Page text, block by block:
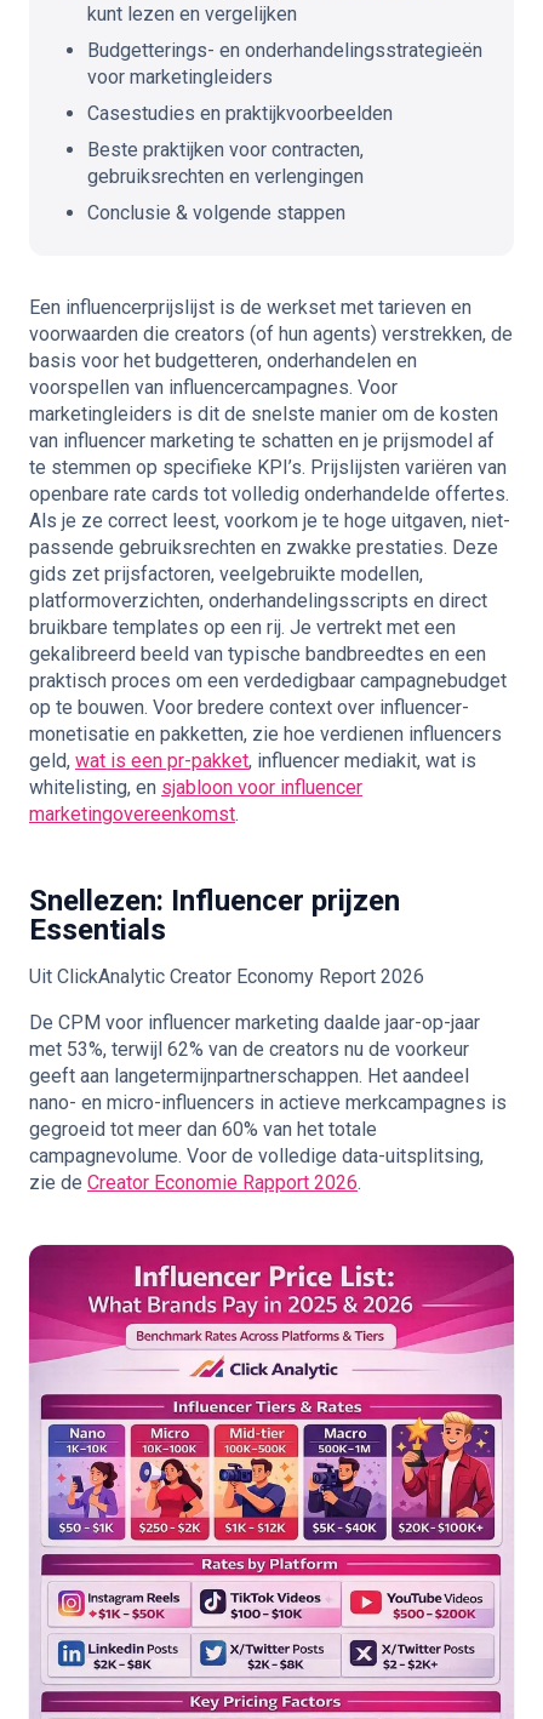
kunt lezen en vergelijken
Budgetterings- en onderhandelingsstrategieën
voor marketingleiders
Casestudies en praktijkvoorbeelden
Beste praktijken voor contracten,
gebruiksrechten en verlengingen
Conclusie & volgende stappen
Een influencerprijslijst is de werkset met tarieven en
voorwaarden die creators (of hun agents) verstrekken, de
basis voor het budgetteren, onderhandelen en
voorspellen van influencercampagnes. Voor
marketingleiders is dit de snelste manier om de kosten
van influencer marketing te schatten en je prijsmodel af
te stemmen op specifieke KPI’s. Prijslijsten variëren van
openbare rate cards tot volledig onderhandelde offertes.
Als je ze correct leest, voorkom je te hoge uitgaven, niet-
passende gebruiksrechten en zwakke prestaties. Deze
gids zet prijsfactoren, veelgebruikte modellen,
platformoverzichten, onderhandelingsscripts en direct
bruikbare templates op een rij. Je vertrekt met een
gekalibreerd beeld van typische bandbreedtes en een
praktisch proces om een verdedigbaar campagnebudget
op te bouwen. Voor bredere context over influencer-
monetisatie en pakketten, zie hoe verdienen influencers
geld, wat is een pr-pakket, influencer mediakit, wat is
whitelisting, en sjabloon voor influencer
marketingovereenkomst.
Snellezen: Influencer prijzen
Essentials
Uit ClickAnalytic Creator Economy Report 2026
De CPM voor influencer marketing daalde jaar-op-jaar
met 53%, terwijl 62% van de creators nu de voorkeur
geeft aan langetermijnpartnerschappen. Het aandeel
nano- en micro-influencers in actieve merkcampagnes is
gegroeid tot meer dan 60% van het totale
campagnevolume. Voor de volledige data-uitsplitsing,
zie de Creator Economie Rapport 2026.